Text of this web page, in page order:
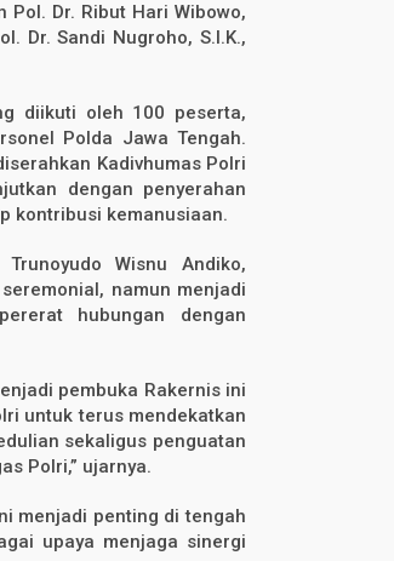
Pol. Dr. Ribut Hari Wibowo,
Dr. Sandi Nugroho, S.I.K.,
diikuti oleh 100 peserta,
Polda Jawa Tengah.
Kadivhumas Polri
dengan penyerahan
kontribusi kemanusiaan.
Wisnu Andiko,
namun menjadi
hubungan dengan
pembuka Rakernis ini
untuk terus mendekatkan
sekaligus penguatan
Polri,” ujarnya.
menjadi penting di tengah
upaya menjaga sinergi